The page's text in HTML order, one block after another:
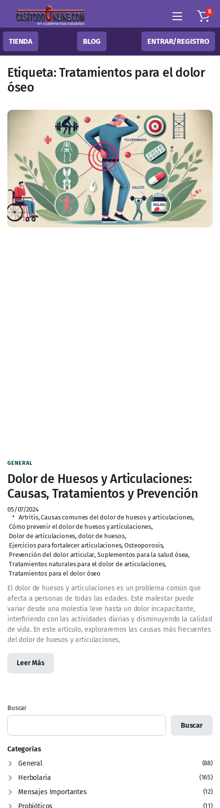
0
TIENDA BLOG ENTRAR/REGISTRO
Etiqueta:Tratamientos para el dolor
óseo
GENERAL
Dolor de Huesos y Articulaciones:
Causas, Tratamientos y Prevención
05/07/2024
Artritis, Causas comunes del dolor de huesos y articulaciones,
Cómo prevenir el dolor de huesos y articulaciones,
Dolor de articulaciones, dolor de huesos,
Ejercicios para fortalecer articulaciones, Osteoporosis,
Prevención del dolor articular, Suplementos para la salud ósea,
Tratamientos naturales para el dolor de articulaciones,
Tratamientos para el dolor óseo
El dolor de huesos y articulaciones es un problema común que
afecta a personas de todas las edades. Este malestar puede
variar desde una molestia leve hasta un dolor incapacitante,
interfiriendo con las actividades diarias y disminuyendo la calidad
de vida. En este artículo, exploraremos las causas más frecuentes
del dolor de huesos y articulaciones,
Leer Más
Buscar
Buscar
Categorías
General
(88)
Herbolaria (165)
Mensajes Importantes (12)
Probióticos (11)